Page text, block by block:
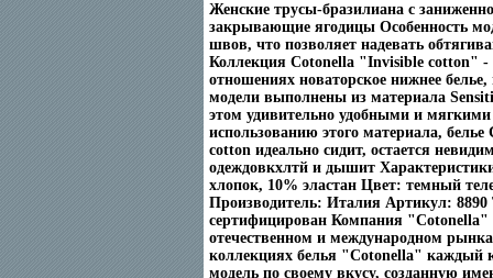
Женские трусы-бразилиана с
закрывающие ягодицы Особенность
швов, что позволяет надевать
Коллекция Cotonella "Invisible cotton" -
отношениях новаторское нижнее белье,
модели выполнены из материала
этом удивительно удобными и мягкими
использованию этого материала,
cotton идеально сидит, остается
одеждовкхлтй и дышит
хлопок, 10% эластан Цвет: темный
Производитель: Италия Артикул: 8890
сертифицирован Компания "Cotonella"
отечественном и международном
коллекциях белья "Cotonella" каждый
модель по своему вкусу, созданную